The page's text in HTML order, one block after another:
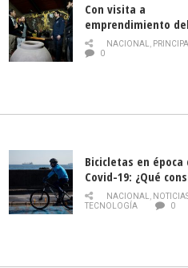
Con visita a
emprendimiento
y llamado al
historia campesina
NACIONAL,
0
Bicicletas en época
Covid-19: ¿Qué
momento de
NACIONAL,
TECNOLOGÍA
0